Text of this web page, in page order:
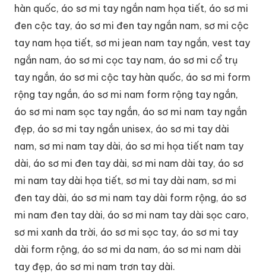
hàn quốc, áo sơ mi tay ngắn nam họa tiết, áo sơ mi
đen cộc tay, áo sơ mi đen tay ngắn nam, sơ mi cộc
tay nam họa tiết, sơ mi jean nam tay ngắn, vest tay
ngắn nam, áo sơ mi cọc tay nam, áo sơ mi cổ trụ
tay ngắn, áo sơ mi cộc tay hàn quốc, áo sơ mi form
rộng tay ngắn, áo sơ mi nam form rộng tay ngắn,
áo sơ mi nam sọc tay ngắn, áo sơ mi nam tay ngắn
đẹp, áo sơ mi tay ngắn unisex, áo sơ mi tay dài
nam, sơ mi nam tay dài, áo sơ mi họa tiết nam tay
dài, áo sơ mi đen tay dài, sơ mi nam dài tay, áo sơ
mi nam tay dài họa tiết, sơ mi tay dài nam, sơ mi
đen tay dài, áo sơ mi nam tay dài form rộng, áo sơ
mi nam đen tay dài, áo sơ mi nam tay dài sọc caro,
sơ mi xanh da trời, áo sơ mi sọc tay, áo sơ mi tay
dài form rộng, áo sơ mi da nam, áo sơ mi nam dài
tay đẹp, áo sơ mi nam trơn tay dài.